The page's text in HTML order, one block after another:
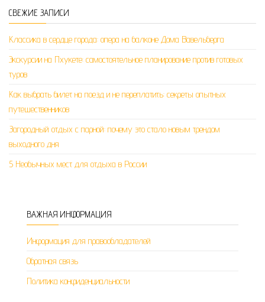
СВЕЖИЕ ЗАПИСИ
Классика в сердце города: опера на балконе Дома Вавельберга
Экскурсии на Пхукете: самостоятельное планирование против готовых
туров
Как выбрать билет на поезд и не переплатить: секреты опытных
путешественников
Загородный отдых с парной: почему это стало новым трендом
выходного дня
5 Необычных мест для отдыха в России
ВАЖНАЯ ИНФОРМАЦИЯ
Информация для правообладателей
Обратная связь
Политика конфиденциальности